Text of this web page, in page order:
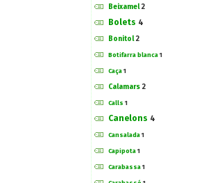
Beixamel2
Bolets 4
Bonitol2
Botifarra blanca 1
Caça 1
Calamars 2
Calls 1
Canelons 4
Cansalada 1
Capipota 1
Carabassa 1